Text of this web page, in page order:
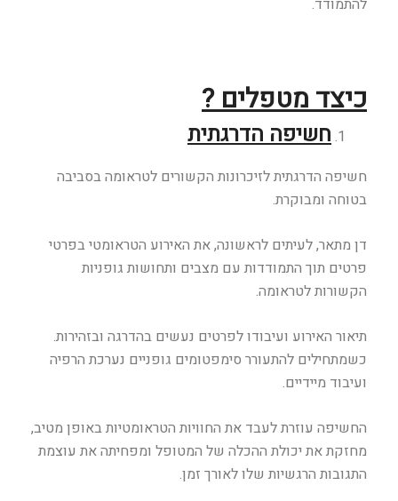
להתמודד.
כיצד מטפלים ?
חשיפה הדרגתית
חשיפה הדרגתית לזיכרונות הקשורים לטראומה בסביבה
בטוחה ומבוקרת.
דן מתאר, לעיתים לראשונה, את האירוע הטראומטי בפרטי
פרטים תוך התמודדות עם מצבים ותחושות גופניות
הקשורות לטראומה.
תיאור האירוע ועיבודו לפרטים נעשים בהדרגה ובזהירות.
כשמתחילים להתעורר סימפטומים גופניים נערכת הרפיה
ועיבוד מיידיים.
החשיפה עוזרת לעבד את החוויות הטראומטיות באופן מטיב,
מחזקת את יכולת ההכלה של המטופל ומפחיתה את עוצמת
התגובות הרגשיות שלו לאורך זמן.